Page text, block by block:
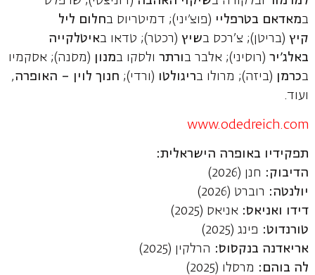
במאדאם בטרפליי (פוצ׳יני); דמיטריוס בחלום ליל
קיץ(בריטן); צ’רכס בשיץ (רכטר); טדאו באיטלקייה
באלג׳יר(רוסיני); אלבר בורתר ולסקו במנון (מסנה); אסקמיו
בכרמן (ביזה); מרולו בריגולטו (ורדי); חנוך לוין – האופרה,
ועוד.
www.odedreich.com
תפקידיו באופרה הישראלית:
הדיבוק: חנן (2026)
יולנטה: רוברט (2026)
דידו ואניאס: אניאס (2025)
טורנדוט: פינג (2025)
אריאדנה בנקסוס: הרלקין (2025)
לה בוהם: מרסלו (2025)